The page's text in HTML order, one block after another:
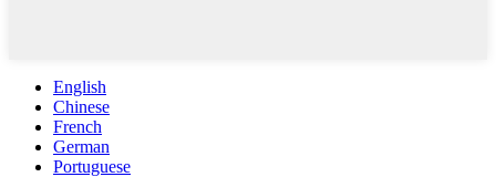
English
Chinese
French
German
Portuguese